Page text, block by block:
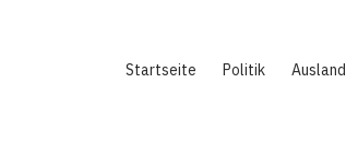
Startseite Politik Ausland